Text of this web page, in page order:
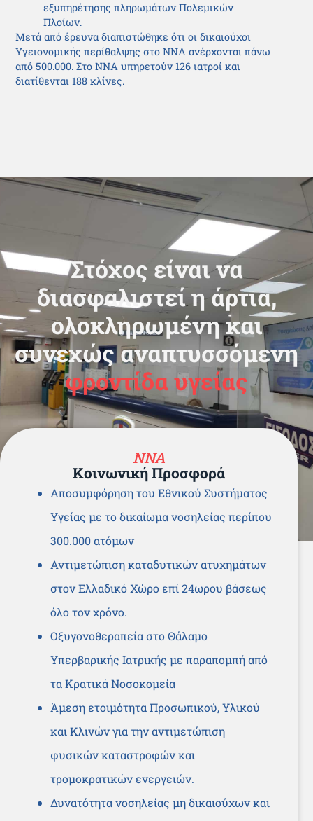
εξυπηρέτησης πληρωμάτων Πολεμικών
Πλοίων.
Μετά από έρευνα διαπιστώθηκε ότι οι δικαιούχοι
Υγειονομικής περίθαλψης στο ΝΝΑ ανέρχονται πάνω
από 500.000. Στο ΝΝΑ υπηρετούν 126 ιατροί και
διατίθενται 188 κλίνες.
Στόχος είναι να
διασφαλιστεί η άρτια,
ολοκληρωμένη και
συνεχώς αναπτυσσόμενη
φροντίδα υγείας
ΝΝΑ
Κοινωνική Προσφορά
Αποσυμφόρηση του Εθνικού Συστήματος
Υγείας με το δικαίωμα νοσηλείας περίπου
300.000 ατόμων
Αντιμετώπιση καταδυτικών ατυχημάτων
στον Ελλαδικό Χώρο επί 24ωρου βάσεως
όλο τον χρόνο.
Οξυγονοθεραπεία στο Θάλαμο
Υπερβαρικής Ιατρικής με παραπομπή από
τα Κρατικά Νοσοκομεία
Άμεση ετοιμότητα Προσωπικού, Υλικού
και Κλινών για την αντιμετώπιση
φυσικών καταστροφών και
τρομοκρατικών ενεργειών.
Δυνατότητα νοσηλείας μη δικαιούχων και